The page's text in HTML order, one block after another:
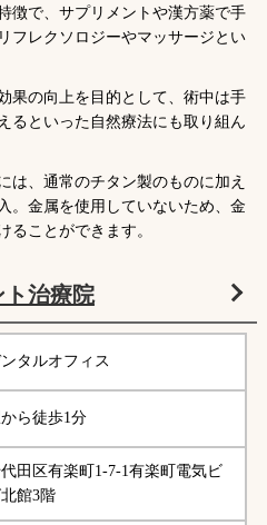
徴で、サプリメントや漢方薬で手
フレクソロジーやマッサージとい
果の向上を目的として、術中は手
るといった自然療法にも取り組ん
は、通常のチタン製のものに加え
。金属を使用していないため、金
ることができます。
治療院
タルオフィス
ら徒歩1分
田区有楽町1-7-1有楽町電気ビ
館3階